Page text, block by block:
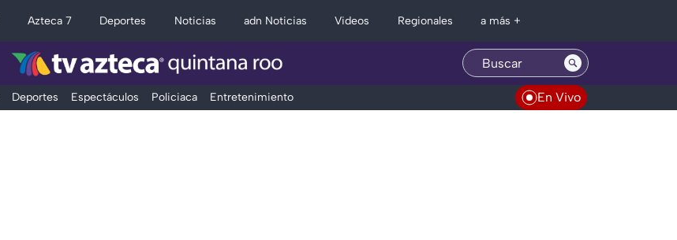
Azteca 7 Deportes Noticias adn Noticias Videos Regionales a más +
Deportes Espectáculos Policiaca Entretenimiento En Vivo